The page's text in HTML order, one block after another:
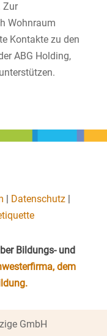
Zur
Wohnraum
Kontakte zu den
ABG Holding,
| Datenschutz |
Bildungs- und
dem
GmbH